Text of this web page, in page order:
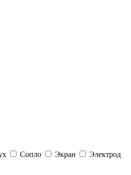
Сопло Экран
Электрод